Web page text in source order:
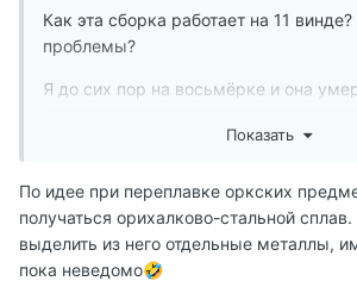
орихалковые, считаю это
Как эта сборка работает на 11
проблемы?
Я до сих пор на восьмёрке и она
что играю только в "старые" игры,
Буду благодарна за любые советы)
Вопрос в догонку:
Показать
По идее при переплавке оркских
получаться орихалково-стальной
выделить из него отдельные металлы,
пока неведомо🤣